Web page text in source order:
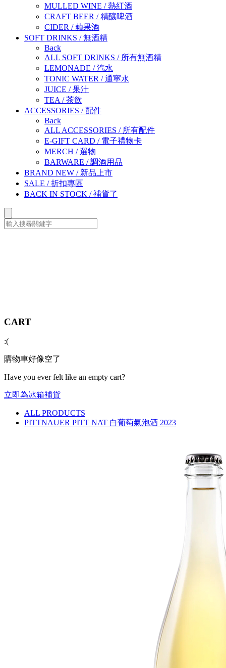
MULLED WINE /熱紅酒
CRAFT BEER /精釀啤酒
CIDER /蘋果酒
SOFT DRINKS /無酒精
Back
ALL SOFT DRINKS / 所有無酒精
LEMONADE /汽水
TONIC WATER /通寜水
JUICE /果汁
TEA /茶飲
ACCESSORIES /配件
Back
ALL ACCESSORIES / 所有配件
E-GIFT CARD / 電子禮物卡
MERCH /選物
BARWARE /調酒用品
BRAND NEW / 新品上市
SALE /折扣專區
BACK IN STOCK /補貨了
CART
:(
購物車好像空了
Have you ever felt like an empty cart?
立即為冰箱補貨
ALL PRODUCTS
PITTNAUER PITT NAT 白葡萄氣泡酒 2023